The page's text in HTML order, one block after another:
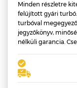
Minden részletre
felújított gyári turbó.
turbóval
jegyzőkönyv,
nélküli garancia.